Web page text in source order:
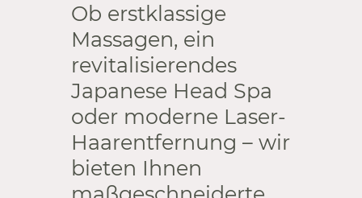
Ob erstklassige
Massagen, ein
revitalisierendes
Japanese Head Spa
oder moderne Laser-
Haarentfernung – wir
bieten Ihnen